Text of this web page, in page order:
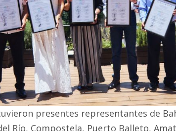
presentes representantes de
Río, Compostela, Puerto Balleto,